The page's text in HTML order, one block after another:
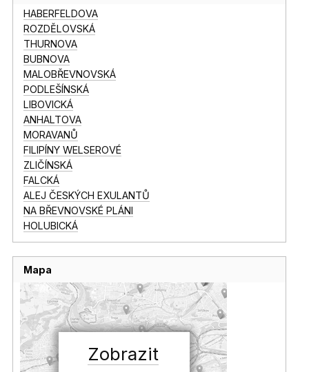
HABERFELDOVA
ROZDĚLOVSKÁ
THURNOVA
BUBNOVA
MALOBŘEVNOVSKÁ
PODLEŠÍNSKÁ
LIBOVICKÁ
ANHALTOVA
MORAVANŮ
FILIPÍNY WELSEROVÉ
ZLIČÍNSKÁ
FALCKÁ
ALEJ ČESKÝCH EXULANTŮ
NA BŘEVNOVSKÉ PLÁNI
HOLUBICKÁ
Mapa
Zobrazit